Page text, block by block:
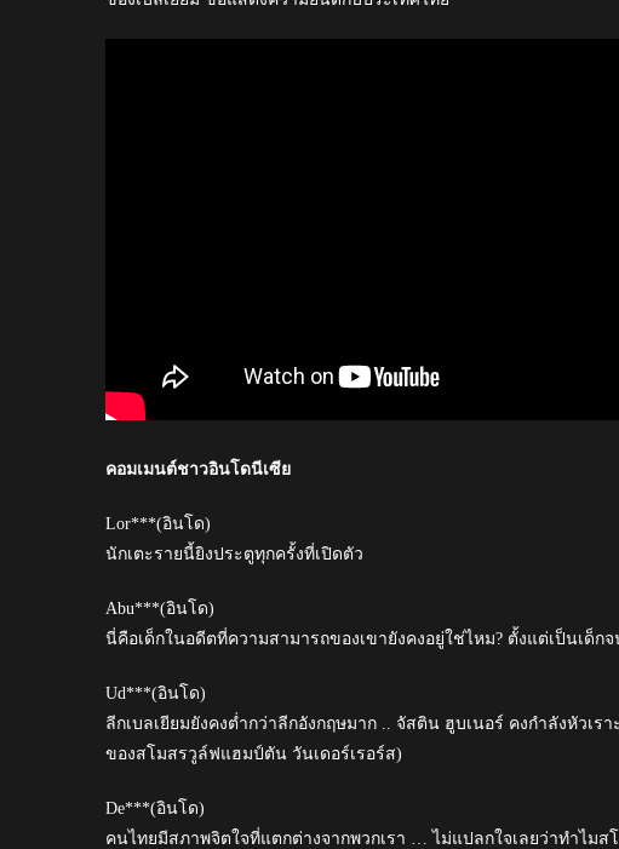
คอมเมนต์ชาวอินโดนีเซีย
Lor***(อินโด)
นักเตะรายนี้ยิงประตูทุกครั้งที่เปิดตัว
Abu***(อินโด)
นี่คือเด็กในอดีตที่ความสามารถของเขายังคงอยู่ใช่ไหม? ตั้งแต่เป็นเด็
Ud***(อินโด)
ลีกเบลเยียมยังคงต่ำกว่าลีกอังกฤษมาก .. จัสติน ฮูบเนอร์ คงกำลังหัว
ของสโมสรวูล์ฟแฮมป์ตัน วันเดอร์เรอร์ส)
De***(อินโด)
คนไทยมีสภาพจิตใจที่แตกต่างจากพวกเรา … ไม่แปลกใจเลยว่าทำไม